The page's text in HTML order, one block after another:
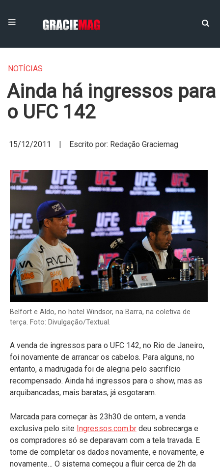
NOTÍCIAS
Ainda há ingressos para
o UFC 142
15/12/2011 | Escrito por: Redação Graciemag
Belfort e Aldo, no hotel Windsor, na Barra, na coletiva de
terça. Foto: Divulgação/Textual.
A venda de ingressos para o UFC 142, no Rio de Janeiro,
foi novamente de arrancar os cabelos. Para alguns, no
entanto, a madrugada foi de alegria pelo sacrifício
recompensado. Ainda há ingressos para o show, mas as
arquibancadas, mais baratas, já esgotaram.
Marcada para começar às 23h30 de ontem, a venda
exclusiva pelo site Ingressos.com.br deu sobrecarga e
os compradores só se deparavam com a tela travada. E
tome de completar os dados novamente, e novamente, e
novamente… O sistema começou a fluir cerca de 2h da